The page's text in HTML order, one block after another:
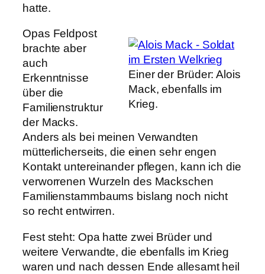
hatte.
Einer der Brüder: Alois
Mack, ebenfalls im
Krieg.
Opas Feldpost
brachte aber
auch
Erkenntnisse
über die
Familienstruktur
der Macks.
Anders als bei meinen Verwandten
mütterlicherseits, die einen sehr engen
Kontakt untereinander pflegen, kann ich die
verworrenen Wurzeln des Mackschen
Familienstammbaums bislang noch nicht
so recht entwirren.
Fest steht: Opa hatte zwei Brüder und
weitere Verwandte, die ebenfalls im Krieg
waren und nach dessen Ende allesamt heil